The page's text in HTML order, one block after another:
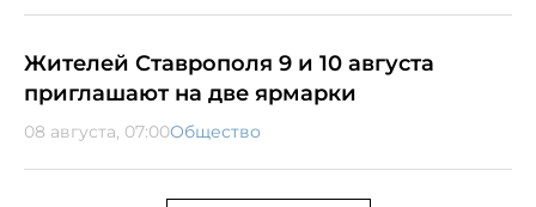
Жителей Ставрополя 9 и 10 августа
приглашают на две ярмарки
08 августа, 07:00Общество